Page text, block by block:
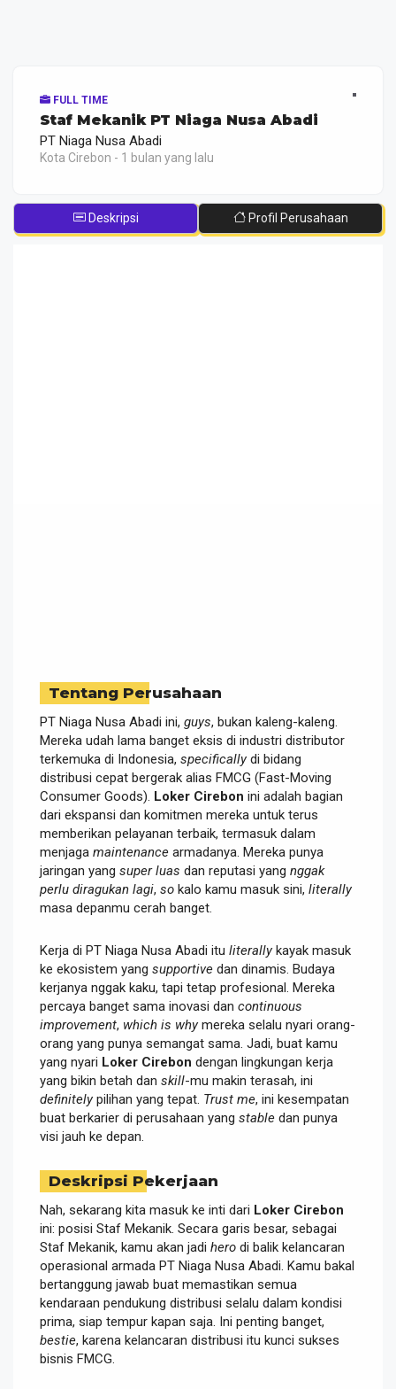
FULL TIME
Staf Mekanik PT Niaga Nusa Abadi
PT Niaga Nusa Abadi
Kota Cirebon - 1 bulan yang lalu
Deskripsi Profil Perusahaan
Tentang Perusahaan
PT Niaga Nusa Abadi ini, guys, bukan kaleng-kaleng.
Mereka udah lama banget eksis di industri distributor
terkemuka di Indonesia, specificallydi bidang
distribusi cepat bergerak alias FMCG (Fast-Moving
Consumer Goods). Loker Cirebon ini adalah bagian
dari ekspansi dan komitmen mereka untuk terus
memberikan pelayanan terbaik, termasuk dalam
menjaga maintenance armadanya. Mereka punya
jaringan yang super luas dan reputasi yang nggak
perlu diragukan lagi, so kalo kamu masuk sini, literally
masa depanmu cerah banget.
Kerja di PT Niaga Nusa Abadi itu literallykayak masuk
ke ekosistem yang supportive dan dinamis. Budaya
kerjanya nggak kaku, tapi tetap profesional. Mereka
percaya banget sama inovasi dan continuous
improvement, which is whymereka selalu nyari orang-
orang yang punya semangat sama. Jadi, buat kamu
yang nyari Loker Cirebon dengan lingkungan kerja
yang bikin betah dan skill-mu makin terasah, ini
definitelypilihan yang tepat. Trust me, ini kesempatan
buat berkarier di perusahaan yang stable dan punya
visi jauh ke depan.
Deskripsi Pekerjaan
Nah, sekarang kita masuk ke inti dari Loker Cirebon
ini: posisi Staf Mekanik. Secara garis besar, sebagai
Staf Mekanik, kamu akan jadi hero di balik kelancaran
operasional armada PT Niaga Nusa Abadi. Kamu bakal
bertanggung jawab buat memastikan semua
kendaraan pendukung distribusi selalu dalam kondisi
prima, siap tempur kapan saja. Ini penting banget,
bestie, karena kelancaran distribusi itu kunci sukses
bisnis FMCG.